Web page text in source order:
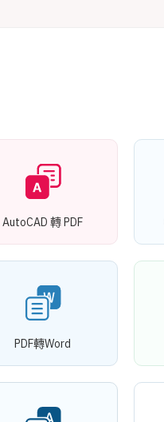
AutoCAD 轉 PDF
PDF轉Word